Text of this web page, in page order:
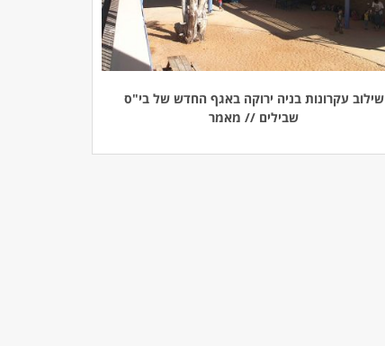
שילוב עקרונות בניה ירוקה באגף החדש של בי"ס
שבילים // מאמר